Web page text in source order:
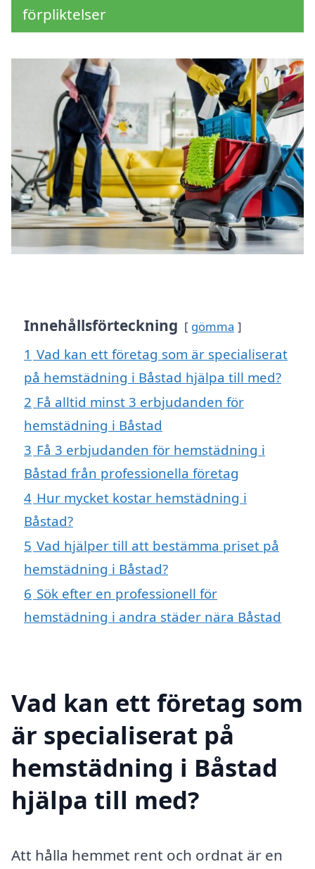
förpliktelser
Innehållsförteckning gömma
1 Vad kan ett företag som är specialiserat
på hemstädning i Båstad hjälpa till med?
2 Få alltid minst 3 erbjudanden för
hemstädning i Båstad
3 Få 3 erbjudanden för hemstädning i
Båstad från professionella företag
4 Hur mycket kostar hemstädning i
Båstad?
5 Vad hjälper till att bestämma priset på
hemstädning i Båstad?
6 Sök efter en professionell för
hemstädning i andra städer nära Båstad
Vad kan ett företag som
är specialiserat på
hemstädning i Båstad
hjälpa till med?
Att hålla hemmet rent och ordnat är en